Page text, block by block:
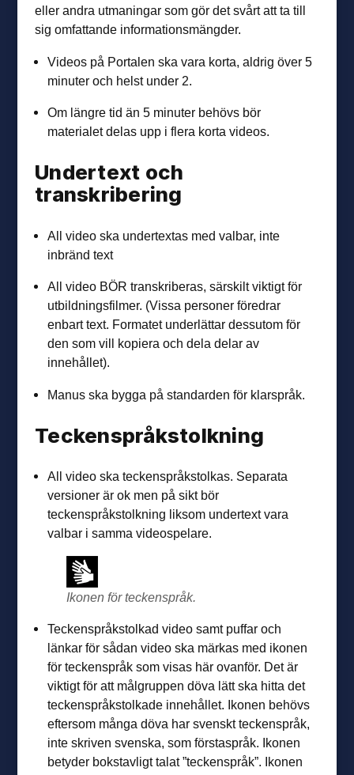
eller andra utmaningar som gör det svårt att ta till
sig omfattande informationsmängder.
Videos på Portalen ska vara korta, aldrig över 5
minuter och helst under 2.
Om längre tid än 5 minuter behövs bör
materialet delas upp i flera korta videos.
Undertext och
transkribering
All video ska undertextas med valbar, inte
inbränd text
All video BÖR transkriberas, särskilt viktigt för
utbildningsfilmer. (Vissa personer föredrar
enbart text. Formatet underlättar dessutom för
den som vill kopiera och dela delar av
innehållet).
Manus ska bygga på standarden för klarspråk.
Teckenspråkstolkning
All video ska teckenspråkstolkas. Separata
versioner är ok men på sikt bör
teckenspråkstolkning liksom undertext vara
valbar i samma videospelare.
Ikonen för teckenspråk.
Teckenspråkstolkad video samt puffar och
länkar för sådan video ska märkas med ikonen
för teckenspråk som visas här ovanför. Det är
viktigt för att målgruppen döva lätt ska hitta det
teckenspråkstolkade innehållet. Ikonen behövs
eftersom många döva har svenskt teckenspråk,
inte skriven svenska, som förstaspråk. Ikonen
betyder bokstavligt talat ”teckenspråk”. Ikonen